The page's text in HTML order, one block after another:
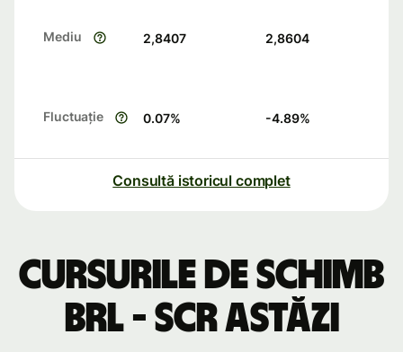
Mediu 2,8407 2,8604
Fluctuație 0.07% -4.89%
Consultă istoricul complet
Cursurile de schimb
BRL - SCR astăzi